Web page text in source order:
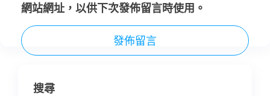
網站網址，以供下次發佈留言時使用。
搜尋